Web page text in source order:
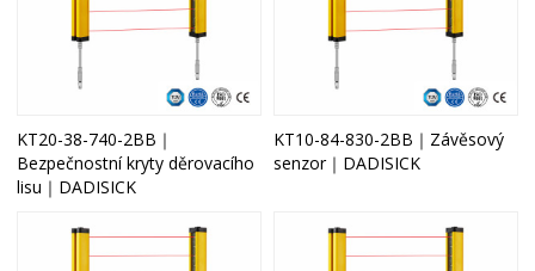
KT20-38-740-2BB｜
Bezpečnostní kryty děrovacího
lisu｜DADISICK
KT10-84-830-2BB｜Závěsový
senzor｜DADISICK